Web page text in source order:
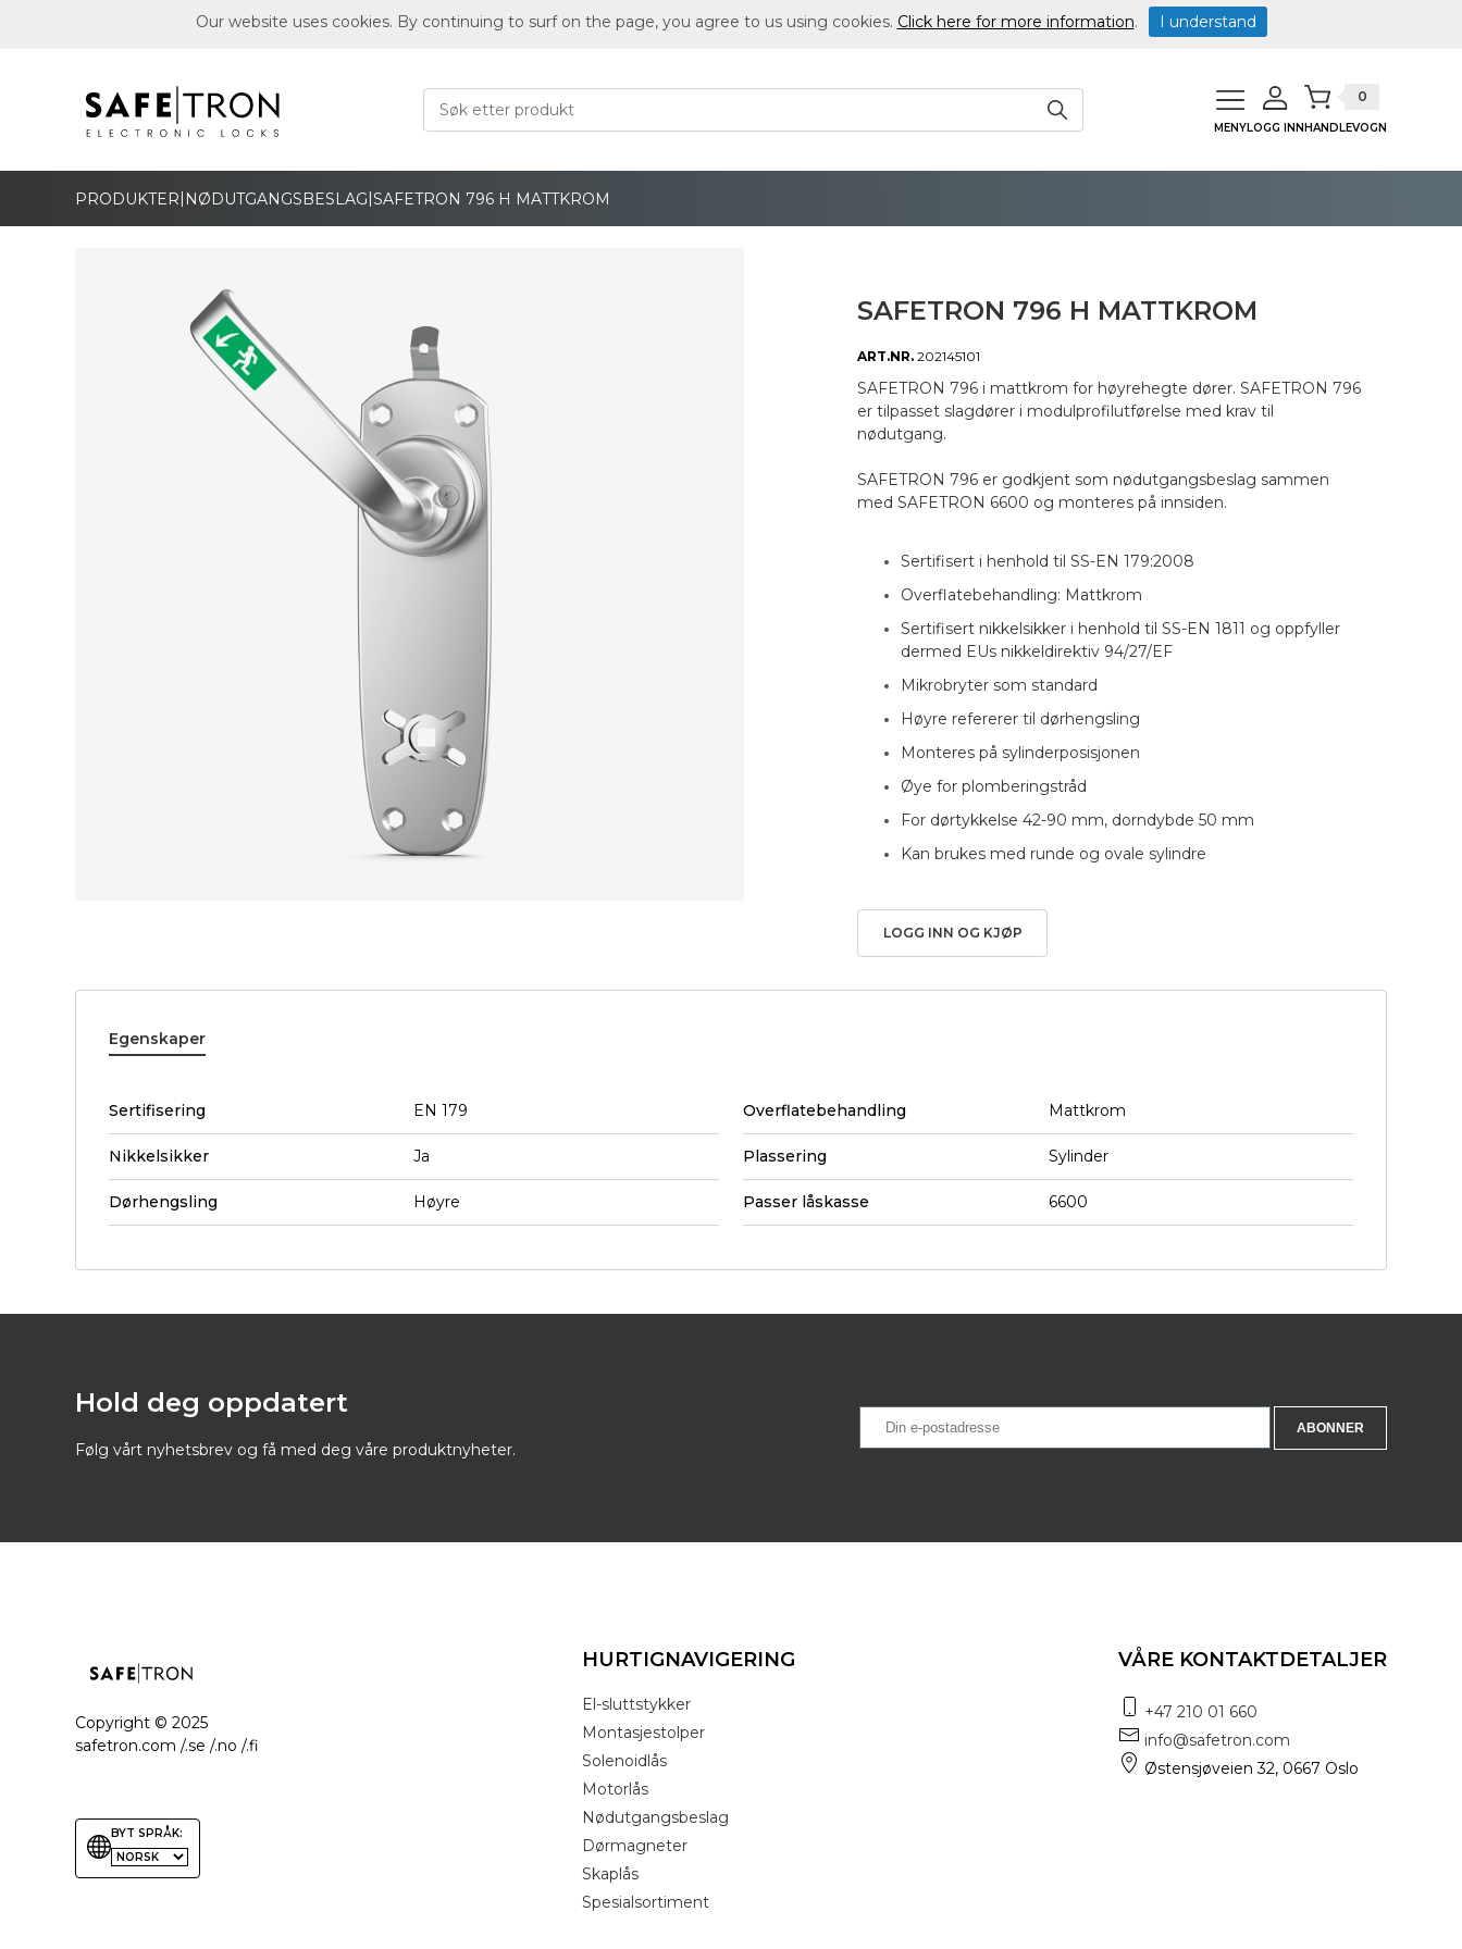
MENYLOGG INN
0
HANDLEVOGN
PRODUKTER| NØDUTGANGSBESLAG|SAFETRON 796 H MATTKROM
SAFETRON 796 H MATTKROM
ART.NR. 202145101
SAFETRON 796 i mattkrom for høyrehegte dører. SAFETRON 796
er tilpasset slagdører i modulprofilutførelse med krav til
nødutgang.
SAFETRON 796 er godkjent som nødutgangsbeslag sammen
med SAFETRON 6600 og monteres på innsiden.
Sertifisert i henhold til SS-EN 179:2008
Overflatebehandling: Mattkrom
Sertifisert nikkelsikker i henhold til SS-EN 1811 og oppfyller
dermed EUs nikkeldirektiv 94/27/EF
Mikrobryter som standard
Høyre refererer til dørhengsling
Monteres på sylinderposisjonen
Øye for plomberingstråd
For dørtykkelse 42-90 mm, dorndybde 50 mm
Kan brukes med runde og ovale sylindre
LOGG INN OG KJØP
Egenskaper
Sertifisering EN 179 Overflatebehandling Mattkrom
Nikkelsikker Ja Plassering Sylinder
Dørhengsling Høyre Passer låskasse 6600
Hold deg oppdatert
Følg vårt nyhetsbrev og få med deg våre produktnyheter.
Copyright © 2025
safetron.com /.se /.no /.fi
HURTIGNAVIGERING
El-sluttstykker
Montasjestolper
Solenoidlås
Motorlås
Nødutgangsbeslag
Dørmagneter
Skaplås
Spesialsortiment
VÅRE KONTAKTDETALJER
+47 210 01 660
info@safetron.com
Østensjøveien 32, 0667 Oslo
BYT SPRÅK:
Our website uses cookies. By continuing to surf on the page, you agree to us using cookies. Click here for more information. I understand